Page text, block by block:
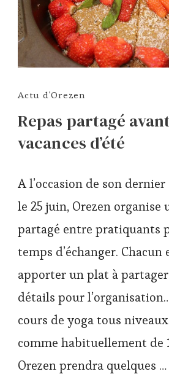
Actu d'Orezen
Repas partagé
vacances d’été
A l’occasion de son
le 25 juin, Orezen organise
partagé entre pratiquants
temps d’échanger.
apporter un plat à
détails pour
cours de yoga tous
comme habituellement de
Orezen prendra quelques …